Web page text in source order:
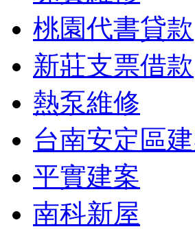
桃園代書貸款
新莊支票借款
熱泵維修
台南安定區
平實建案
南科新屋